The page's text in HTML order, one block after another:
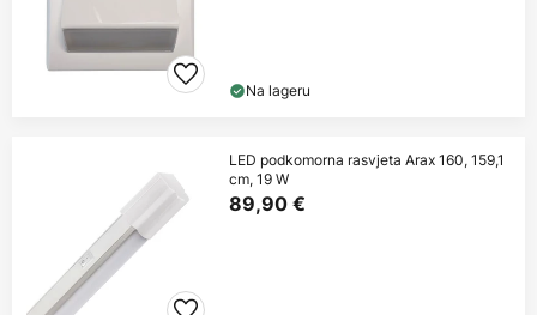
Na lageru
LED podkomorna rasvjeta Arax 160, 159,1
cm, 19 W
89,90 €